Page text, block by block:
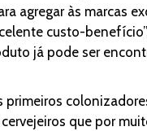
agregar às marcas
custo-
já pode ser
que por